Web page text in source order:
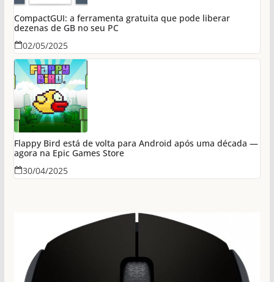
CompactGUI: a ferramenta gratuita que pode liberar
dezenas de GB no seu PC
02/05/2025
Flappy Bird está de volta para Android após uma década —
agora na Epic Games Store
30/04/2025